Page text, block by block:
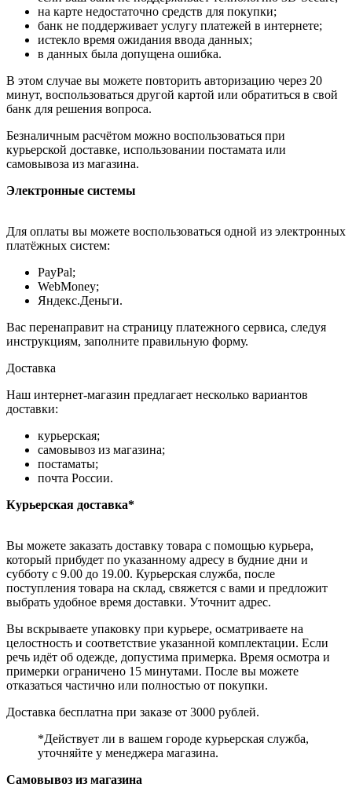
на карте недостаточно средств для покупки;
банк не поддерживает услугу платежей в интернете;
истекло время ожидания ввода данных;
в данных была допущена ошибка.
В этом случае вы можете повторить авторизацию через 20
минут, воспользоваться другой картой или обратиться в свой
банк для решения вопроса.
Безналичным расчётом можно воспользоваться при
курьерской доставке, использовании постамата или
самовывоза из магазина.
Электронные системы
Для оплаты вы можете воспользоваться одной из электронных
платёжных систем:
PayPal;
WebMoney;
Яндекс.Деньги.
Вас перенаправит на страницу платежного сервиса, следуя
инструкциям, заполните правильную форму.
Доставка
Наш интернет-магазин предлагает несколько вариантов
доставки:
курьерская;
самовывоз из магазина;
постаматы;
почта России.
Курьерская доставка*
Вы можете заказать доставку товара с помощью курьера,
который прибудет по указанному адресу в будние дни и
субботу с 9.00 до 19.00. Курьерская служба, после
поступления товара на склад, свяжется с вами и предложит
выбрать удобное время доставки. Уточнит адрес.
Вы вскрываете упаковку при курьере, осматриваете на
целостность и соответствие указанной комплектации. Если
речь идёт об одежде, допустима примерка. Время осмотра и
примерки ограничено 15 минутами. После вы можете
отказаться частично или полностью от покупки.
Доставка бесплатна при заказе от 3000 рублей.
*Действует ли в вашем городе курьерская служба,
уточняйте у менеджера магазина.
Самовывоз из магазина